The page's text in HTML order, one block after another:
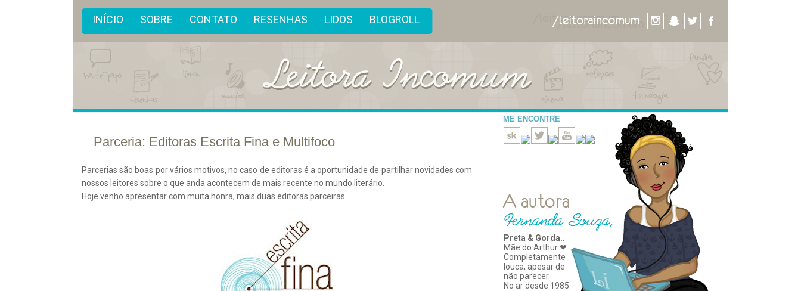
INÍCIO SOBRE CONTATO RESENHAS LIDOS BLOGROLL
Parceria: Editoras Escrita Fina e Multifoco
Parcerias são boas por vários motivos, no caso de editoras é a oportunidade de partilhar novidades com
nossos leitores sobre o que anda acontecem de mais recente no mundo literário.
Hoje venho apresentar com muita honra, mais duas editoras parceiras.
ME ENCONTRE
Preta & Gorda.
Mãe do Arthur ❤
Completamente
louca, apesar de
não parecer.
No ar desde 1985.